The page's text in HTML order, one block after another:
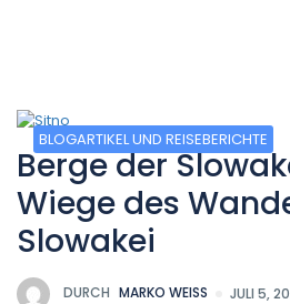
BLOGARTIKEL UND REISEBERICHTE
Berge der
Wiege des
Slowakei
DURCH MARKO WEISS JULI 5,